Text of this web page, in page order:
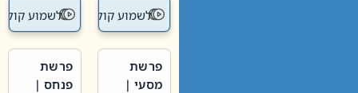
לשמוע קול תורה – מדרש
לשמוע קול
פרשת
מסעי |
פרשת
פנחס |